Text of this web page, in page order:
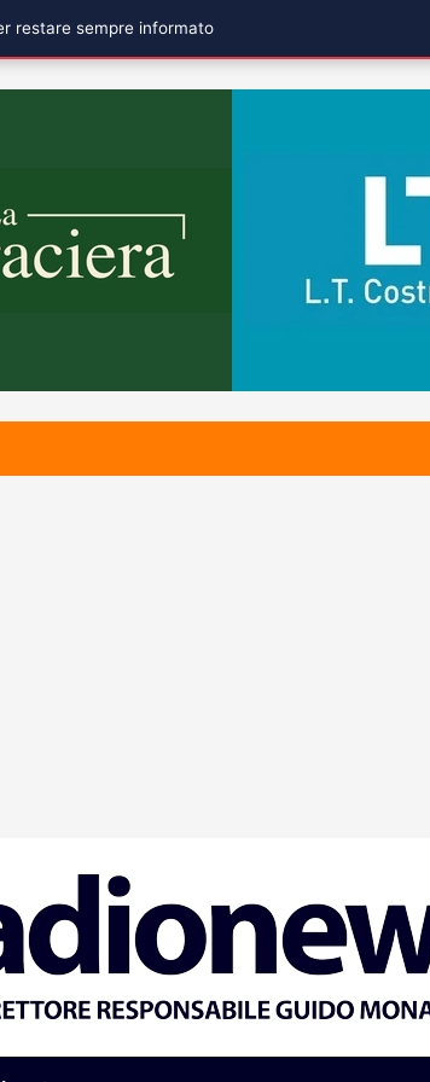
restare sempre informato